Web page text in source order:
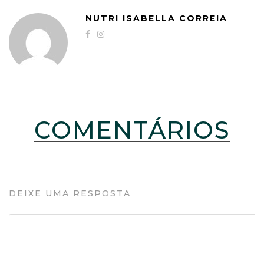
NUTRI ISABELLA CORREIA
COMENTÁRIOS
DEIXE UMA RESPOSTA